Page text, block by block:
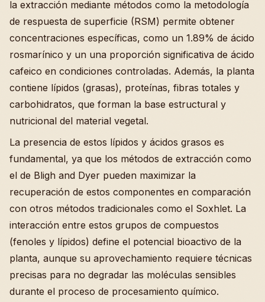
la extracción mediante métodos como la metodología
de respuesta de superficie (RSM) permite obtener
concentraciones específicas, como un 1.89% de ácido
rosmarínico y un una proporción significativa de ácido
cafeico en condiciones controladas. Además, la planta
contiene lípidos (grasas), proteínas, fibras totales y
carbohidratos, que forman la base estructural y
nutricional del material vegetal.
La presencia de estos lípidos y ácidos grasos es
fundamental, ya que los métodos de extracción como
el de Bligh and Dyer pueden maximizar la
recuperación de estos componentes en comparación
con otros métodos tradicionales como el Soxhlet. La
interacción entre estos grupos de compuestos
(fenoles y lípidos) define el potencial bioactivo de la
planta, aunque su aprovechamiento requiere técnicas
precisas para no degradar las moléculas sensibles
durante el proceso de procesamiento químico.